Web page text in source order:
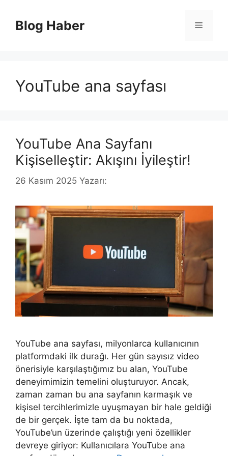
Blog Haber Menü
YouTube ana sayfası
YouTube Ana Sayfanı
Kişiselleştir: Akışını İyileştir!
26 Kasım 2025 Yazarı:
YouTube ana sayfası, milyonlarca kullanıcının
platformdaki ilk durağı. Her gün sayısız video
önerisiyle karşılaştığımız bu alan, YouTube
deneyimimizin temelini oluşturuyor. Ancak,
zaman zaman bu ana sayfanın karmaşık ve
kişisel tercihlerimizle uyuşmayan bir hale geldiği
de bir gerçek. İşte tam da bu noktada,
YouTube’un üzerinde çalıştığı yeni özellikler
devreye giriyor: Kullanıcılara YouTube ana